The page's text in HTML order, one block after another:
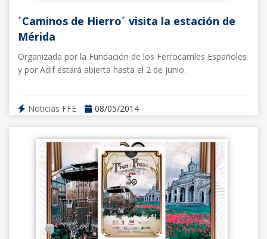
´Caminos de Hierro´ visita la estación de
Mérida
Organizada por la Fundación de los Ferrocarriles Españoles
y por Adif estará abierta hasta el 2 de junio.
Noticias FFE 08/05/2014